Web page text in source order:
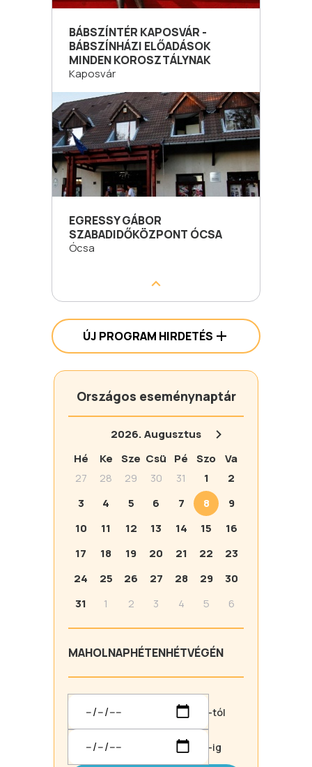
BÁBSZÍNTÉR KAPOSVÁR -
BÁBSZÍNHÁZI ELŐADÁSOK
MINDEN KOROSZTÁLYNAK
Kaposvár
EGRESSY GÁBOR
SZABADIDŐKÖZPONT ÓCSA
Ócsa
ÚJ PROGRAM HIRDETÉS
Országos eseménynaptár
2026.Augusztus
Hé
Ke Sze Csü Pé Szo
Va
27
28 29 30 31 1
2
3
4 5 6 7 8
9
10
11 12 13 14 15
16
17
18 19 20 21 22
23
24
25 26 27 28 29
30
31
1 2 3 4 5 6
MAHOLNAPHÉTENHÉTVÉGÉN
-tól
-ig